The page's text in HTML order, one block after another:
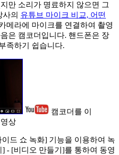
만 소리가 명료하지 않으면 그
의 유튜브 마이크 비교, 어떤
메라에 마이크를 연결하여 촬영
은 캠코더입니다. 핸드폰은 장
족하기 쉽습니다.
캠코더를 이
상
드 쇼 녹화] 기능을 이용하여 녹
- [비디오 만들기]를 통하여 동영